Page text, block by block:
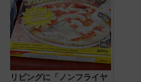
リビングに「ノンフライヤ